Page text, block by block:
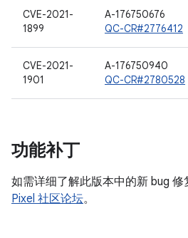
CVE-2021-
1899
A-176750676
QC-CR#2776412
CVE-2021-
1901
A-176750940
QC-CR#2780528
功能补丁
如需详细了解此版本中的新 bug
Pixel 社区论坛。